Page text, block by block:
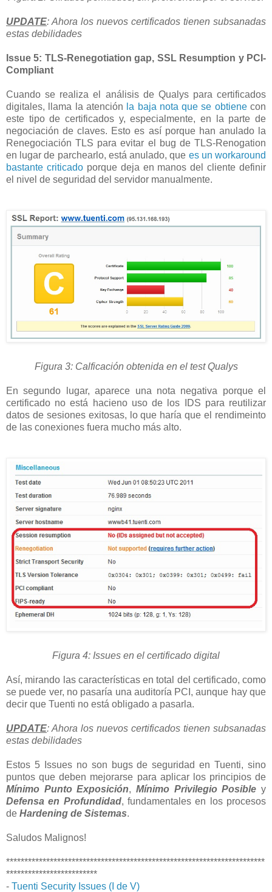
UPDATE: Ahora los nuevos certificados tienen subsanadas
estas debilidades
Issue 5: TLS-Renegotiation gap, SSL Resumption y PCI-
Compliant
Cuando se realiza el análisis de Qualys para certificados
digitales, llama la atención la baja nota que se obtienecon
este tipo de certificados y, especialmente, en la parte de
negociación de claves. Esto es así porque han anulado la
Renegociación TLS para evitar el bug de TLS-Renogation
en lugar de parchearlo, está anulado, que es un workaround
bastante criticadoporque deja en manos del cliente definir
el nivel de seguridad del servidor manualmente.
Figura 3: Calficación obtenida en el test Qualys
En segundo lugar, aparece una nota negativa porque el
certificado no está hacieno uso de los IDS para reutilizar
datos de sesiones exitosas, lo que haría que el rendimeinto
de las conexiones fuera mucho más alto.
Figura 4: Issues en el certificado digital
Así, mirando las características en total del certificado, como
se puede ver, no pasaría una auditoría PCI, aunque hay que
decir que Tuenti no está obligado a pasarla.
UPDATE: Ahora los nuevos certificados tienen subsanadas
estas debilidades
Estos 5 Issues no son bugs de seguridad en Tuenti, sino
puntos que deben mejorarse para aplicar los principios de
Mínimo Punto Exposición,Mínimo Privilegio Posible y
Defensa en Profundidad, fundamentales en los procesos
de Hardening de Sistemas.
Saludos Malignos!
***********************************************************************
*************************
- Tuenti Security Issues (I de V)